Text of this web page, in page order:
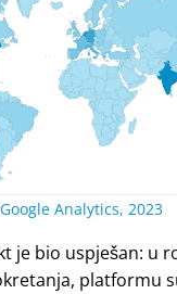
Google Analytics, 2023
je bio uspješan: u
platformu